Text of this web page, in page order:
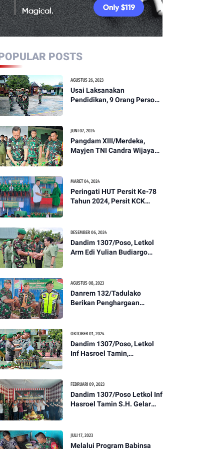
POSTS
AGUSTUS 26, 2023
Usai Laksanakan
Pendidikan, 9 Orang Personil
Ikuti Apel Pagi Dan
Pengecekan
JUNI 07, 2024
Pangdam XIII/Merdeka,
Mayjen TNI Candra Wijaya
MARET 04, 2024
Peringati HUT Persit Ke-78
Tahun 2024, Persit KCK
Kesehatan Tentang
Pencegahan DBD
DESEMBER 06, 2024
Dandim 1307/Poso, Letkol
Arm Edi Yulian Budiargo
1307/Poso
AGUSTUS 08, 2023
Danrem 132/Tadulako
Berikan Penghargaan
OKTOBER 01, 2024
Dandim 1307/Poso, Letkol
Inf Hasroel Tamin,
Kenaikan Pangkat Personel
Kodim 1307/Poso
FEBRUARI 09, 2023
Dandim 1307/Poso Letkol Inf
Hasroel Tamin S.H. Gelar
Tahun 2023
JULI 17, 2023
Melalui Program Babinsa